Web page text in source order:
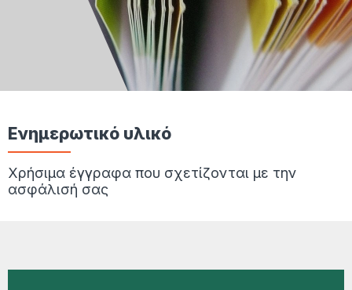
Ενημερωτικό υλικό
Χρήσιμα έγγραφα που σχετίζονται με την
ασφάλισή σας